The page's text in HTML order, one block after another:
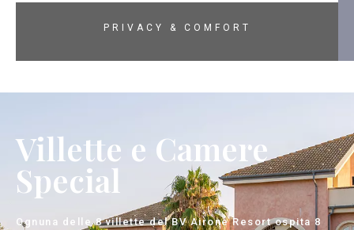
PRIVACY & COMFORT
Villette e Camere
Special
Ognuna delle 8 villette del BV Airone Resort ospita 8